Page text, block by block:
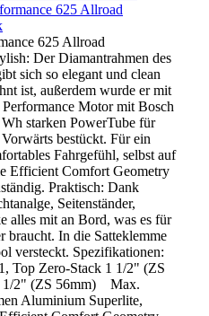
625 Allroad
625 Allroad
Der Diamantrahmen des
sich so elegant und clean
ist, außerdem wurde er mit
Motor mit Bosch
starken PowerTube für
bestückt. Für ein
Fahrgefühl, selbst auf
Efficient Comfort Geometry
Praktisch: Dank
Seitenständer,
alles mit an Bord, was es für
braucht. In die Satteklemme
versteckt. Spezifikationen:
Top Zero-Stack 1 1/2" (ZS
1/2" (ZS 56mm) Max.
Aluminium Superlite,